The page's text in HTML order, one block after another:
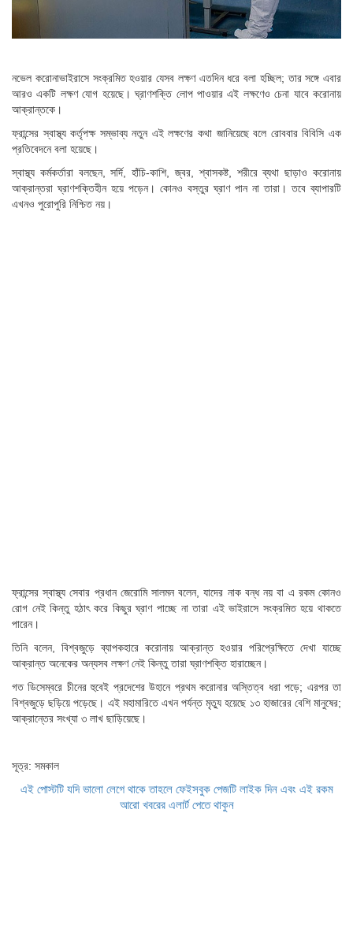
নভেল করোনাভাইরাসে সংক্রমিত হওয়ার যেসব লক্ষণ এতদিন ধরে বলা হচ্ছিল; তার সঙ্গে এবার
আরও একটি লক্ষণ যোগ হয়েছে। ঘ্রাণশক্তি লোপ পাওয়ার এই লক্ষণেও চেনা যাবে করোনায়
আক্রান্তকে।
ফ্রান্সের স্বাস্থ্য কর্তৃপক্ষ সম্ভাব্য নতুন এই লক্ষণের কথা জানিয়েছে বলে রোববার বিবিসি এক
প্রতিবেদনে বলা হয়েছে।
স্বাস্থ্য কর্মকর্তারা বলছেন, সর্দি, হাঁচি-কাশি, জ্বর, শ্বাসকষ্ট, শরীরে ব্যথা ছাড়াও করোনায়
আক্রান্তরা ঘ্রাণশক্তিহীন হয়ে পড়েন। কোনও বস্তুর ঘ্রাণ পান না তারা। তবে ব্যাপারটি
এখনও পুরোপুরি নিশ্চিত নয়।
ফ্রান্সের স্বাস্থ্য সেবার প্রধান জেরোমি সালমন বলেন, যাদের নাক বন্ধ নয় বা এ রকম কোনও
রোগ নেই কিন্তু হঠাৎ করে কিছুর ঘ্রাণ পাচ্ছে না তারা এই ভাইরাসে সংক্রমিত হয়ে থাকতে
পারেন।
তিনি বলেন, বিশ্বজুড়ে ব্যাপকহারে করোনায় আক্রান্ত হওয়ার পরিপ্রেক্ষিতে দেখা যাচ্ছে
আক্রান্ত অনেকের অন্যসব লক্ষণ নেই কিন্তু তারা ঘ্রাণশক্তি হারাচ্ছেন।
গত ডিসেম্বরে চীনের হুবেই প্রদেশের উহানে প্রথম করোনার অস্তিত্ব ধরা পড়ে; এরপর তা
বিশ্বজুড়ে ছড়িয়ে পড়েছে। এই মহামারিতে এখন পর্যন্ত মৃত্যু হয়েছে ১৩ হাজারের বেশি মানুষের;
আক্রান্তের সংখ্যা ৩ লাখ ছাড়িয়েছে।
সূত্র: সমকাল
এই পোস্টটি যদি ভালো লেগে থাকে তাহলে ফেইসবুক পেজটি লাইক দিন এবং এই রকম
আরো খবরের এলার্ট পেতে থাকুন